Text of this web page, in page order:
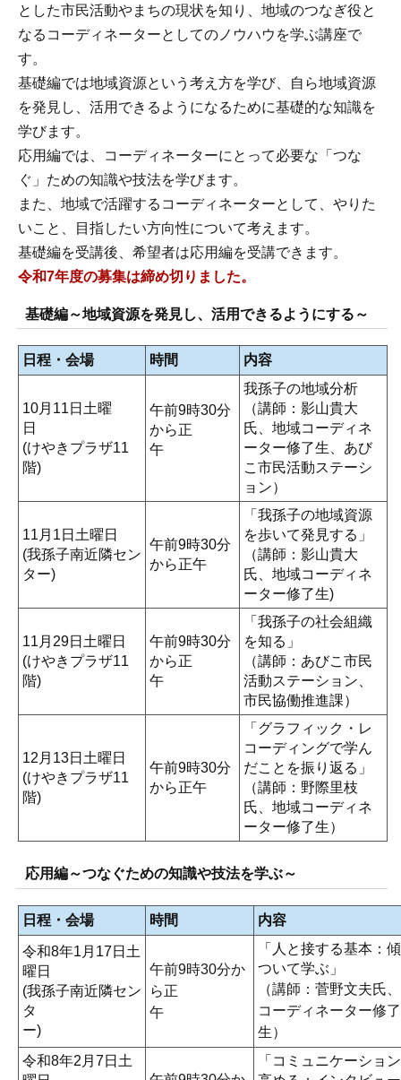
とした市民活動やまちの現状を知り、地域のつなぎ役と
なるコーディネーターとしてのノウハウを学ぶ講座で
す。
基礎編では地域資源という考え方を学び、自ら地域資源
を発見し、活用できるようになるために基礎的な知識を
学びます。
応用編では、コーディネーターにとって必要な「つな
ぐ」ための知識や技法を学びます。
また、地域で活躍するコーディネーターとして、やりた
いこと、目指したい方向性について考えます。
基礎編を受講後、希望者は応用編を受講できます。
令和7年度の募集は締め切りました。
基礎編～地域資源を発見し、活用できるようにする～
日程・会場 時間 内容
10月11日土曜
日
(けやきプラザ11
階)
午前9時30分
から正
午
我孫子の地域分析
（講師：影山貴大
氏、地域コーディネ
ーター修了生、あび
こ市民活動ステーシ
ョン）
11月1日土曜日
(我孫子南近隣セン
ター)
午前9時30分
から正午
「我孫子の地域資源
を歩いて発見する」
（講師：影山貴大
氏、地域コーディネ
ーター修了生)
11月29日土曜日
(けやきプラザ11
階)
午前9時30分
から正
午
「我孫子の社会組織
を知る」
（講師：あびこ市民
活動ステーション、
市民協働推進課）
12月13日土曜日
(けやきプラザ11
階)
午前9時30分
から正午
「グラフィック・レ
コーディングで学ん
だことを振り返る」
（講師：野際里枝
氏、地域コーディネ
ーター修了生）
応用編～つなぐための知識や技法を学ぶ～
日程・会場 時間 内容
令和8年1月17日土
曜日
(我孫子南近隣セン
タ
ー)
午前9時30分か
ら正
午
「人と接する基本：
ついて学ぶ」
（講師：菅野文夫氏
コーディネーター修了
生
令和8年2月7日土
「コミュニケーショ